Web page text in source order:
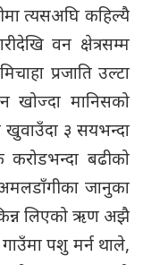
त्यसअघि कहिल्यै
वन क्षेत्रसम्म
प्रजाति उल्टा
खोज्दा मानिसको
खुवाउँदा ३ सयभन्दा
बढीको
जानुका
लिएको ऋण अझै
पशु मर्न थाले,